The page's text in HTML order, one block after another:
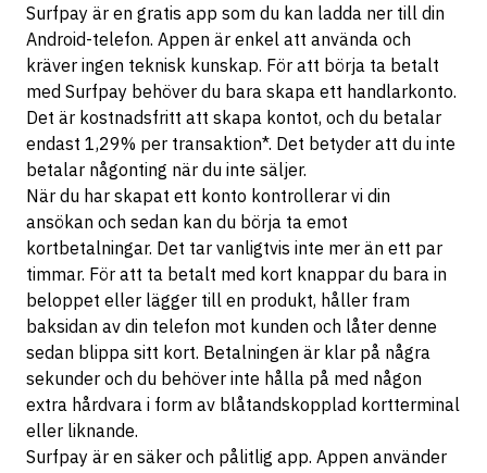
Surfpay är en gratis app som du kan ladda ner till din
Android-telefon. Appen är enkel att använda och
kräver ingen teknisk kunskap. För att börja ta betalt
med Surfpay behöver du bara skapa ett handlarkonto.
Det är kostnadsfritt att skapa kontot, och du betalar
endast 1,29% per transaktion*. Det betyder att du inte
betalar någonting när du inte säljer.
När du har skapat ett konto kontrollerar vi din
ansökan och sedan kan du börja ta emot
kortbetalningar. Det tar vanligtvis inte mer än ett par
timmar. För att ta betalt med kort knappar du bara in
beloppet eller lägger till en produkt, håller fram
baksidan av din telefon mot kunden och låter denne
sedan blippa sitt kort. Betalningen är klar på några
sekunder och du behöver inte hålla på med någon
extra hårdvara i form av blåtandskopplad kortterminal
eller liknande.
Surfpay är en säker och pålitlig app. Appen använder